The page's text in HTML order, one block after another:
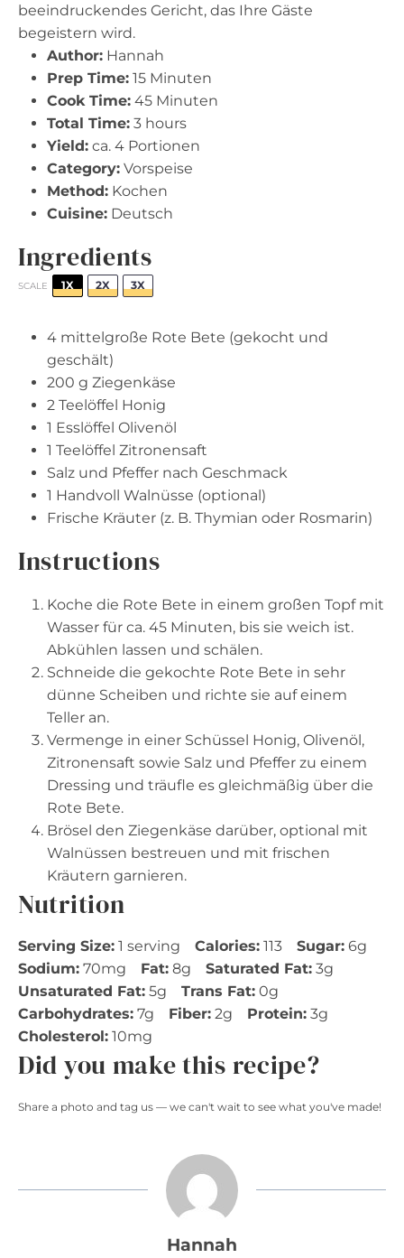
beeindruckendes Gericht, das Ihre Gäste
begeistern wird.
Author: Hannah
Prep Time: 15 Minuten
Cook Time: 45 Minuten
Total Time: 3 hours
Yield: ca. 4 Portionen
Category: Vorspeise
Method: Kochen
Cuisine: Deutsch
Ingredients
SCALE 1X 2X 3X
4 mittelgroße Rote Bete (gekocht und
geschält)
200 g Ziegenkäse
2 Teelöffel Honig
1 Esslöffel Olivenöl
1 Teelöffel Zitronensaft
Salz und Pfeffer nach Geschmack
1 Handvoll Walnüsse (optional)
Frische Kräuter (z. B. Thymian oder Rosmarin)
Instructions
Koche die Rote Bete in einem großen Topf mit
Wasser für ca. 45 Minuten, bis sie weich ist.
Abkühlen lassen und schälen.
Schneide die gekochte Rote Bete in sehr
dünne Scheiben und richte sie auf einem
Teller an.
Vermenge in einer Schüssel Honig, Olivenöl,
Zitronensaft sowie Salz und Pfeffer zu einem
Dressing und träufle es gleichmäßig über die
Rote Bete.
Brösel den Ziegenkäse darüber, optional mit
Walnüssen bestreuen und mit frischen
Kräutern garnieren.
Nutrition
Serving Size: 1 serving Calories: 113 Sugar: 6g
Sodium: 70mg Fat: 8g Saturated Fat: 3g
Unsaturated Fat: 5g Trans Fat: 0g
Carbohydrates: 7g Fiber: 2g Protein: 3g
Cholesterol: 10mg
Did you make this recipe?
Share a photo and tag us — we can't wait to see what you've made!
Hannah